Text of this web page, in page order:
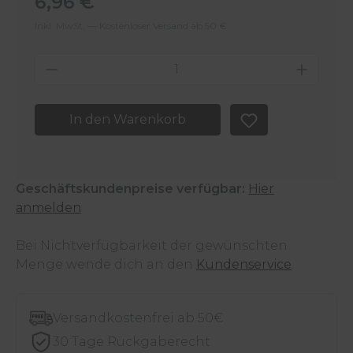
Produkt Anzahl: Gib den
In den Warenkorb
Geschäftskundenpreise verfügbar: Hier
anmelden
Bei Nichtverfügbarkeit der gewünschten
Menge wende dich an den
Kundenservice
Versandkostenfrei ab 50€
30 Tage Rückgaberecht